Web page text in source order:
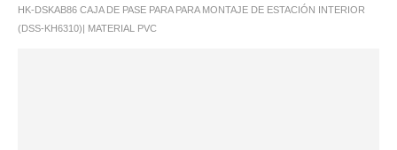
HK-DSKAB86 CAJA DE PASE PARA PARA MONTAJE DE ESTACIÓN INTERIOR
(DSS-KH6310)| MATERIAL PVC